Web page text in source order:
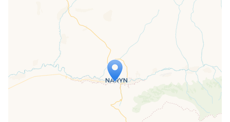
Travelers' Map wird geladen …
Wenn du dies siehst, nachdem deine
Seite vollständig geladen wurde,
fehlen leafletJS-Dateien.